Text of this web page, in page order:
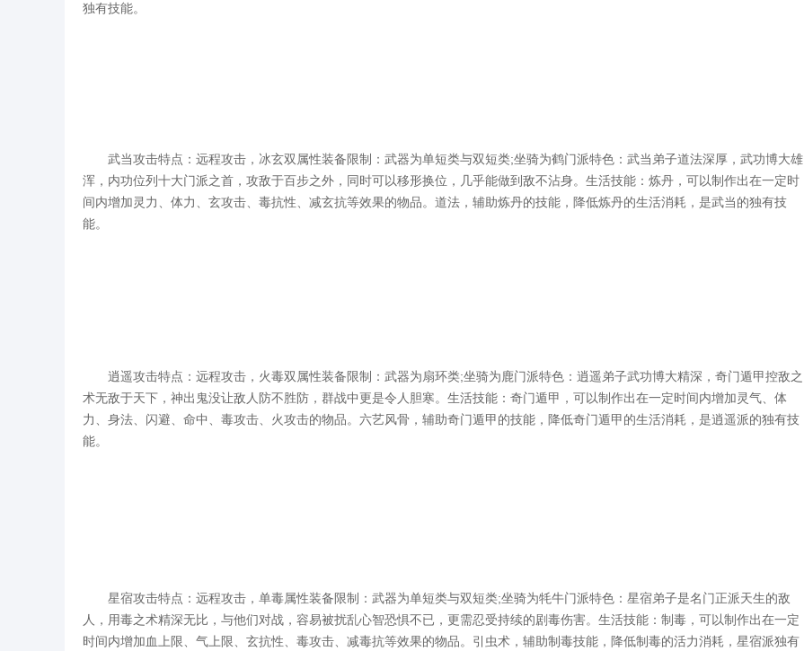
独有技能。
武当攻击特点：远程攻击，冰玄双属性装备限制：武器为单短类与双短类;坐骑为鹤门派特色：武当弟子道法深厚，武功博大雄
浑，内功位列十大门派之首，攻敌于百步之外，同时可以移形换位，几乎能做到敌不沾身。生活技能：炼丹，可以制作出在一定时
间内增加灵力、体力、玄攻击、毒抗性、减玄抗等效果的物品。道法，辅助炼丹的技能，降低炼丹的生活消耗，是武当的独有技
能。
逍遥攻击特点：远程攻击，火毒双属性装备限制：武器为扇环类;坐骑为鹿门派特色：逍遥弟子武功博大精深，奇门遁甲控敌之
术无敌于天下，神出鬼没让敌人防不胜防，群战中更是令人胆寒。生活技能：奇门遁甲，可以制作出在一定时间内增加灵气、体
力、身法、闪避、命中、毒攻击、火攻击的物品。六艺风骨，辅助奇门遁甲的技能，降低奇门遁甲的生活消耗，是逍遥派的独有技
能。
星宿攻击特点：远程攻击，单毒属性装备限制：武器为单短类与双短类;坐骑为牦牛门派特色：星宿弟子是名门正派天生的敌
人，用毒之术精深无比，与他们对战，容易被扰乱心智恐惧不已，更需忍受持续的剧毒伤害。生活技能：制毒，可以制作出在一定
时间内增加血上限、气上限、玄抗性、毒攻击、减毒抗等效果的物品。引虫术，辅助制毒技能，降低制毒的活力消耗，星宿派独有